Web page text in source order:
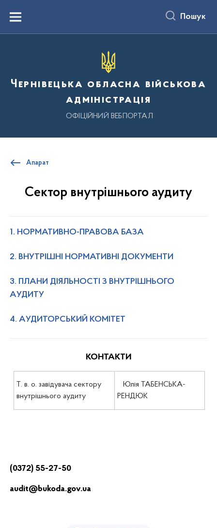
вмістуMenu Пошук
Чернівецька обласна військова
адміністрація
ОФІЦІЙНИЙ ВЕБПОРТАЛ
Апарат
Сектор внутрішнього аудиту
1. НОРМАТИВНО-ПРАВОВА БАЗА
2. ВНУТРІШНІ НОРМАТИВНІ ДОКУМЕНТИ
3. ПЛАНИ ДІЯЛЬНОСТІ З ВНУТРІШНЬОГО
АУДИТУ
4. АУДИТОРСЬКИЙ КОМІТЕТ
КОНТАКТИ
Т. в. о. завідувача сектору
внутрішнього аудиту
Юлія ТАБЕНСЬКА-
РЕНДЮК
(0372) 55-27-50
audit@bukoda.gov.ua